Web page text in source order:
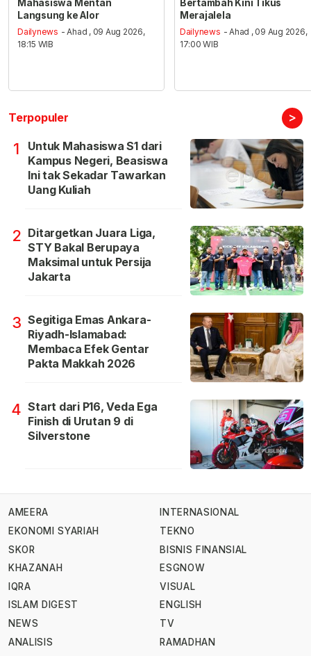
Mahasiswa Mentan
Langsung ke Alor
Dailynews - Ahad , 09 Aug 2026,
18:15 WIB
Bertambah Kini Tikus
Merajalela
Dailynews - Ahad , 09 Aug 2026,
17:00 WIB
Terpopuler >
1
Untuk Mahasiswa S1 dari
Kampus Negeri, Beasiswa
Ini tak Sekadar Tawarkan
Uang Kuliah
2 Ditargetkan Juara Liga,
STY Bakal Berupaya
Maksimal untuk Persija
Jakarta
3 Segitiga Emas Ankara-
Riyadh-Islamabad:
Membaca Efek Gentar
Pakta Makkah 2026
4 Start dari P16, Veda Ega
Finish di Urutan 9 di
Silverstone
AMEERA
EKONOMI SYARIAH
SKOR
KHAZANAH
IQRA
ISLAM DIGEST
NEWS
ANALISIS
INTERNASIONAL
TEKNO
BISNIS FINANSIAL
ESGNOW
VISUAL
ENGLISH
TV
RAMADHAN